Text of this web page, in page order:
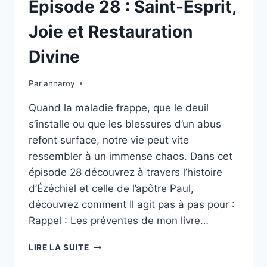
Épisode 28 : Saint-Esprit,
Joie et Restauration
Divine
Parannaroy
Quand la maladie frappe, que le deuil
s’installe ou que les blessures d’un abus
refont surface, notre vie peut vite
ressembler à un immense chaos. Dans cet
épisode 28 découvrez à travers l’histoire
d’Ézéchiel et celle de l’apôtre Paul,
découvrez comment Il agit pas à pas pour :
Rappel : Les préventes de mon livre…
LIRE LA SUITEÉPISODE